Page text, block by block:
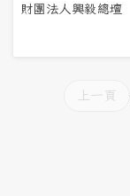
財團法人興毅總壇
上一頁